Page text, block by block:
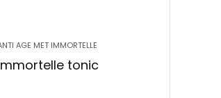
AGE MET IMMORTELLE
tonic